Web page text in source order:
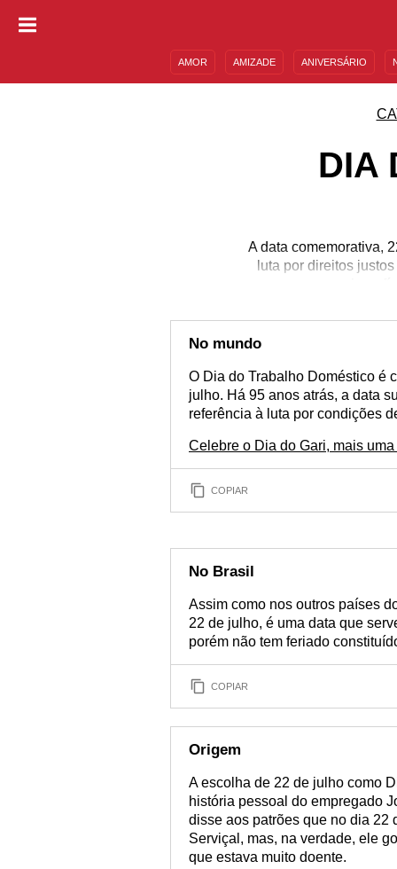
AMOR AMIZADE ANIVERSÁRIO
DIA
A data comemorativa,
luta por direitos
No mundo
O Dia do Trabalho Doméstico é
julho. Há 95 anos atrás, a data
referência à luta por condições
Celebre o Dia do Gari, mais
COPIAR
No Brasil
Assim como nos outros países
22 de julho, é uma data que
porém não tem feriado
COPIAR
Origem
A escolha de 22 de julho como
história pessoal do empregado
disse aos patrões que no dia 22
Serviçal, mas, na verdade, ele
que estava muito doente.